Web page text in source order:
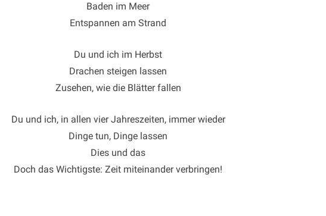
Baden im Meer
Entspannen am Strand
Du und ich im Herbst
Drachen steigen lassen
Zusehen, wie die Blätter fallen
Du und ich, in allen vier Jahreszeiten, immer wieder
Dinge tun, Dinge lassen
Dies und das
Doch das Wichtigste: Zeit miteinander verbringen!